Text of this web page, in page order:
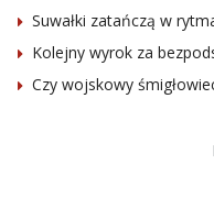
Suwałki zatańczą w
Kolejny wyrok za
Czy wojskowy